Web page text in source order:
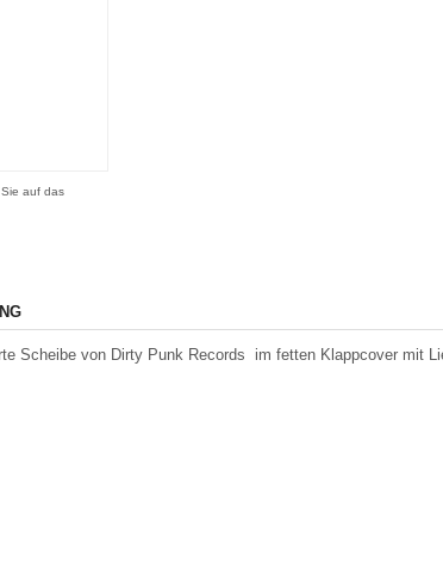
auf das
Scheibe von Dirty Punk Records im fetten Klappcover mit